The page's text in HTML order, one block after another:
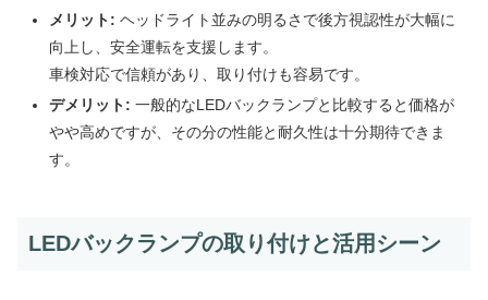
メリット: ヘッドライト並みの明るさで後方視認性が大幅に
向上し、安全運転を支援します。
車検対応で信頼があり、取り付けも容易です。
デメリット: 一般的なLEDバックランプと比較すると価格が
やや高めですが、その分の性能と耐久性は十分期待できま
す。
LEDバックランプの取り付けと活用シーン